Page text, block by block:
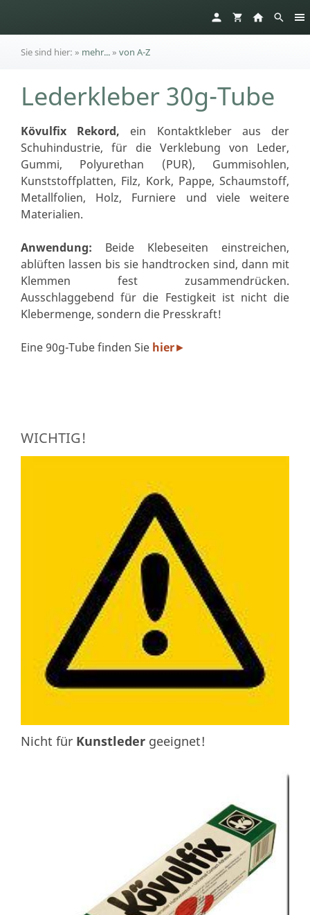
Sie sind hier: » mehr...» von A-Z
Lederkleber 30g-Tube
Kövulfix Rekord, ein Kontaktkleber aus der
Schuhindustrie, für die Verklebung von Leder,
Gummi, Polyurethan (PUR), Gummisohlen,
Kunststoffplatten, Filz, Kork, Pappe, Schaumstoff,
Metallfolien, Holz, Furniere und viele weitere
Materialien.
Anwendung: Beide Klebeseiten einstreichen,
ablüften lassen bis sie handtrocken sind, dann mit
Klemmen fest zusammendrücken.
Ausschlaggebend für die Festigkeit ist nicht die
Klebermenge, sondern die Presskraft!
Eine 90g-Tube finden Sie hier►
WICHTIG!
Nicht für Kunstleder geeignet!